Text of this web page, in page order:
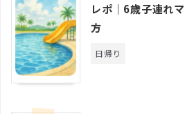
レポ｜6歳子連れ
方
日帰り